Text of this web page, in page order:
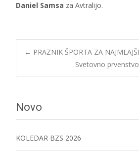
Daniel Samsa za Avtralijo.
Post
← PRAZNIK ŠPORTA ZA
Svetovno
Novo
KOLEDAR BZS 2026